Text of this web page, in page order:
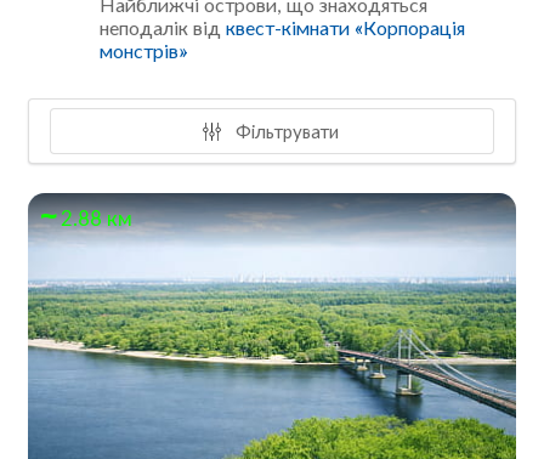
Найближчі острови, що знаходяться
неподалік відквест-кімнати «Корпорація
монстрів»
Фільтрувати
2.88 км